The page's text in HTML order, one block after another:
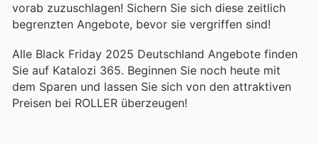
vorab zuzuschlagen! Sichern Sie sich diese zeitlich
begrenzten Angebote, bevor sie vergriffen sind!
Alle Black Friday 2025 Deutschland Angebote finden
Sie auf Katalozi 365. Beginnen Sie noch heute mit
dem Sparen und lassen Sie sich von den attraktiven
Preisen bei ROLLER überzeugen!